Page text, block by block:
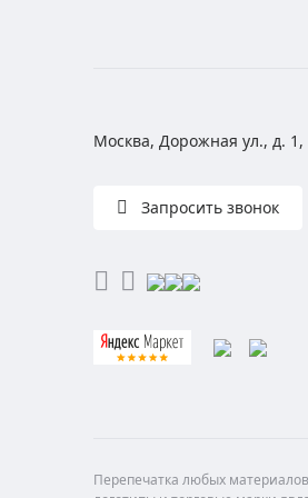
Москва, Дорожная ул., д.
Запросить звонок
Перепечатка любых